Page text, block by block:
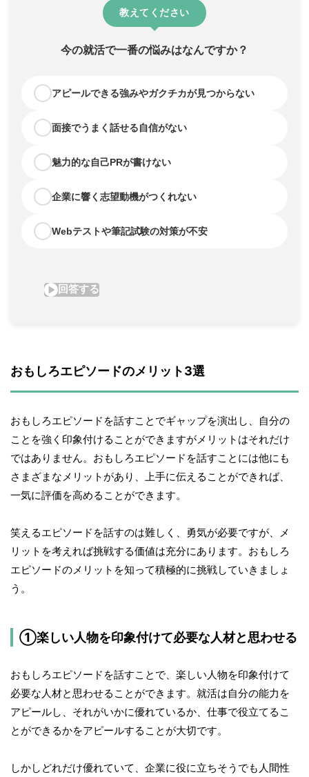
おもしろエピソードのメリット3選
おもしろエピソードを話すことでギャップを演出し、自分の
ことを強く印象付けることができますがメリットはそれだけ
ではありません。おもしろエピソードを話すことには他にも
さまざまなメリットがあり、上手に伝えることができれば、
一気に評価を高めることができます。
笑えるエピソードを話すのは難しく、勇気が必要ですが、メ
リットを考えれば挑戦する価値は充分にあります。おもしろ
エピソードのメリットを知って積極的に挑戦していきましょ
う。
①楽しい人物を印象付けて必要な人材と思わせる
おもしろエピソードを話すことで、楽しい人物を印象付けて
必要な人材と思わせることができます。就活は自分の能力を
アピールし、それがいかに優れているか、仕事で役立てるこ
とができるかをアピールすることが大切です。
しかしどれだけ優れていて、企業に役に立ちそうでも人間性